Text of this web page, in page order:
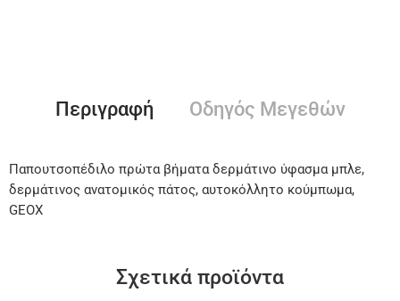
Περιγραφή Οδηγός Μεγεθών
Παπουτσοπέδιλο πρώτα βήματα δερμάτινο ύφασμα μπλε,
δερμάτινος ανατομικός πάτος, αυτοκόλλητο κούμπωμα,
GEOX
Σχετικά προϊόντα